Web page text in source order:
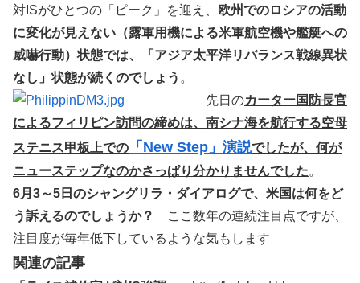
対ISがひとつの「ピーク」を迎え、
欧州でのロシアの活動
に変化が見えない（露軍用機による米軍航空機や艦艇への
威嚇行動）状態では、「アジア太平洋リバランス戦線異状
なし」状態が続くのでしょう 。
先日のカーター国防長官
によるフィリピン訪問の締めは、南シナ海を航行する空母
ステニス甲板上での 「New Step」演説でしたが、何が
ニューステップなのかさっぱり分かりませんでした。
6月3～5日のシャングリラ・ダイアログで、米国は何をど
う訴えるのでしょうか？
ここ数年の連続注目点ですが、
注目度が毎年低下しているような気もします
関連の記事